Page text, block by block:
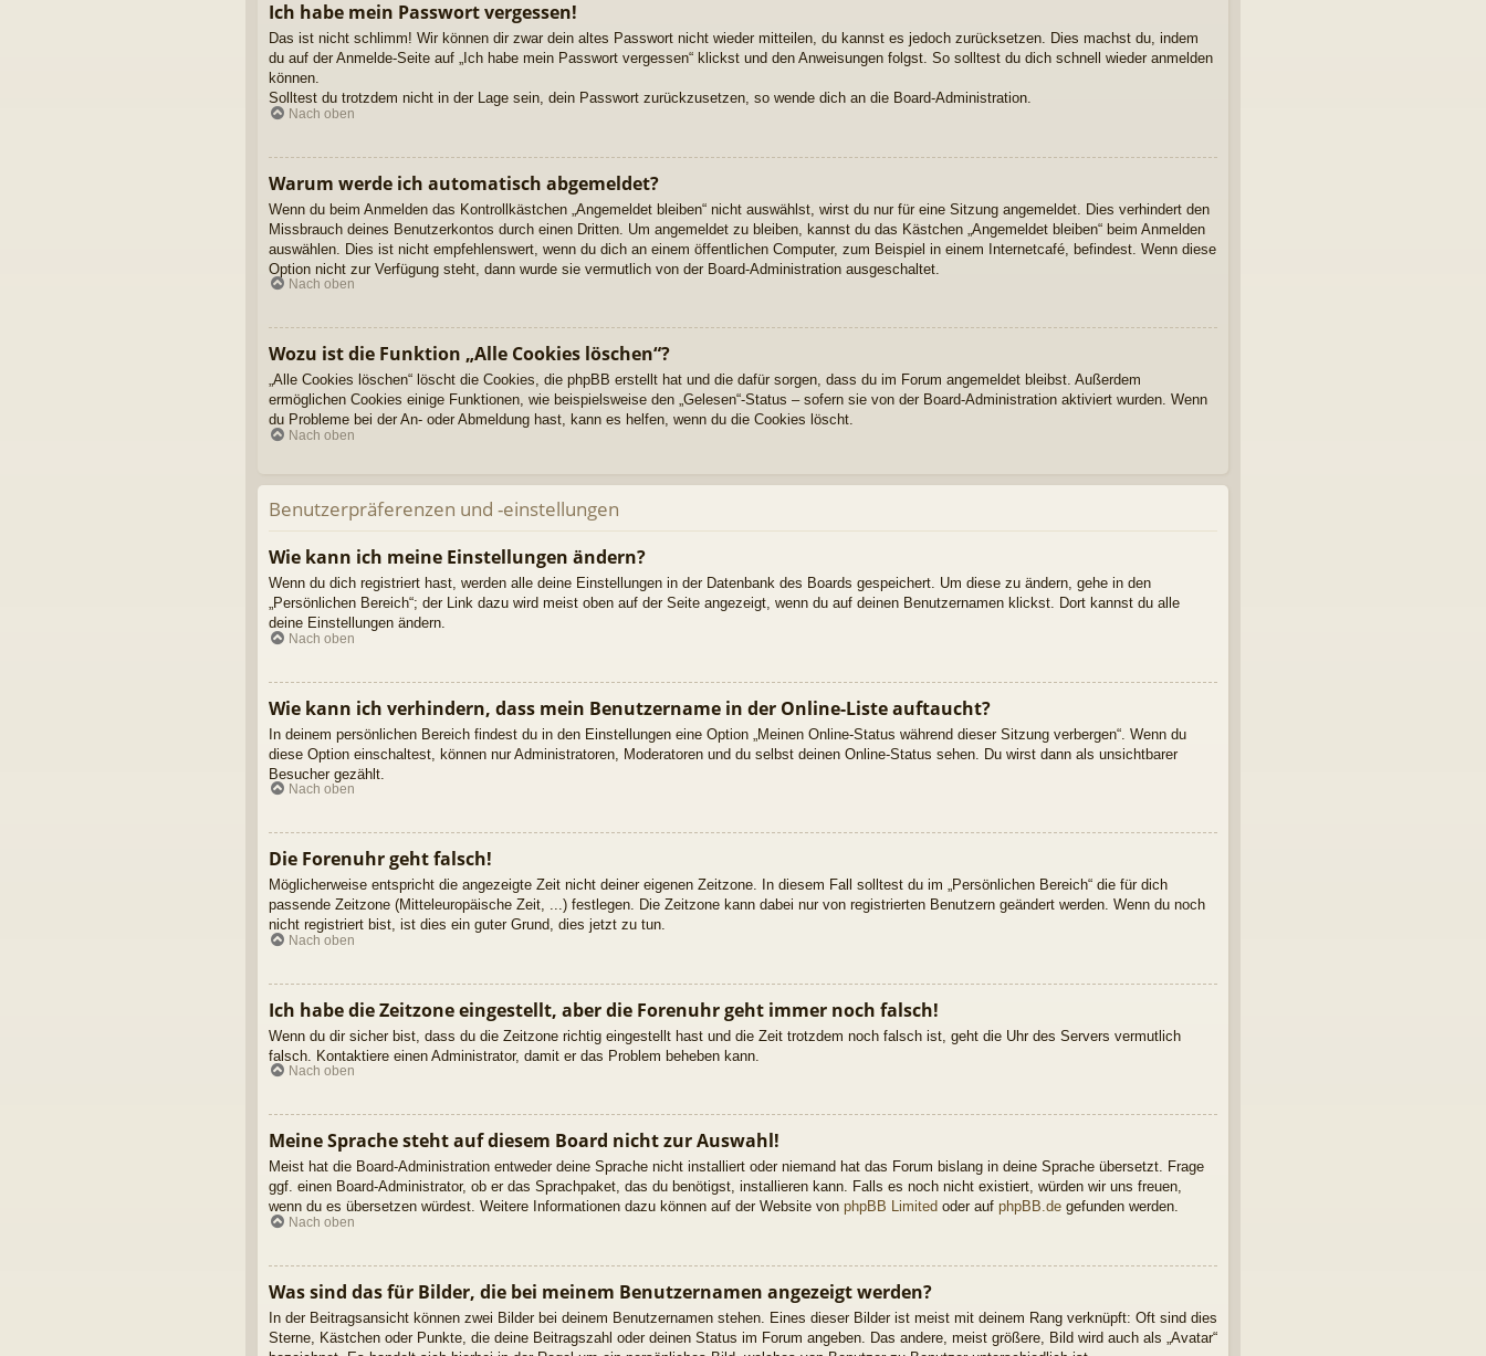
Ich habe mein Passwort vergessen!
Das ist nicht schlimm! Wir können dir zwar dein altes Passwort nicht wieder mitteilen, du kannst es jedoch zurücksetzen. Dies machst du, indem
du auf der Anmelde-Seite auf „Ich habe mein Passwort vergessen“ klickst und den Anweisungen folgst. So solltest du dich schnell wieder anmelden
können.
Solltest du trotzdem nicht in der Lage sein, dein Passwort zurückzusetzen, so wende dich an die Board-Administration.
Nach oben
Warum werde ich automatisch abgemeldet?
Wenn du beim Anmelden das Kontrollkästchen „Angemeldet bleiben“ nicht auswählst, wirst du nur für eine Sitzung angemeldet. Dies verhindert den
Missbrauch deines Benutzerkontos durch einen Dritten. Um angemeldet zu bleiben, kannst du das Kästchen „Angemeldet bleiben“ beim Anmelden
auswählen. Dies ist nicht empfehlenswert, wenn du dich an einem öffentlichen Computer, zum Beispiel in einem Internetcafé, befindest. Wenn diese
Option nicht zur Verfügung steht, dann wurde sie vermutlich von der Board-Administration ausgeschaltet.
Nach oben
Wozu ist die Funktion „Alle Cookies löschen“?
„Alle Cookies löschen“ löscht die Cookies, die phpBB erstellt hat und die dafür sorgen, dass du im Forum angemeldet bleibst. Außerdem
ermöglichen Cookies einige Funktionen, wie beispielsweise den „Gelesen“-Status – sofern sie von der Board-Administration aktiviert wurden. Wenn
du Probleme bei der An- oder Abmeldung hast, kann es helfen, wenn du die Cookies löscht.
Nach oben
Benutzerpräferenzen und -einstellungen
Wie kann ich meine Einstellungen ändern?
Wenn du dich registriert hast, werden alle deine Einstellungen in der Datenbank des Boards gespeichert. Um diese zu ändern, gehe in den
„Persönlichen Bereich“; der Link dazu wird meist oben auf der Seite angezeigt, wenn du auf deinen Benutzernamen klickst. Dort kannst du alle
deine Einstellungen ändern.
Nach oben
Wie kann ich verhindern, dass mein Benutzername in der Online-Liste auftaucht?
In deinem persönlichen Bereich findest du in den Einstellungen eine Option „Meinen Online-Status während dieser Sitzung verbergen“. Wenn du
diese Option einschaltest, können nur Administratoren, Moderatoren und du selbst deinen Online-Status sehen. Du wirst dann als unsichtbarer
Besucher gezählt.
Nach oben
Die Forenuhr geht falsch!
Möglicherweise entspricht die angezeigte Zeit nicht deiner eigenen Zeitzone. In diesem Fall solltest du im „Persönlichen Bereich“ die für dich
passende Zeitzone (Mitteleuropäische Zeit, ...) festlegen. Die Zeitzone kann dabei nur von registrierten Benutzern geändert werden. Wenn du noch
nicht registriert bist, ist dies ein guter Grund, dies jetzt zu tun.
Nach oben
Ich habe die Zeitzone eingestellt, aber die Forenuhr geht immer noch falsch!
Wenn du dir sicher bist, dass du die Zeitzone richtig eingestellt hast und die Zeit trotzdem noch falsch ist, geht die Uhr des Servers vermutlich
falsch. Kontaktiere einen Administrator, damit er das Problem beheben kann.
Nach oben
Meine Sprache steht auf diesem Board nicht zur Auswahl!
Meist hat die Board-Administration entweder deine Sprache nicht installiert oder niemand hat das Forum bislang in deine Sprache übersetzt. Frage
ggf. einen Board-Administrator, ob er das Sprachpaket, das du benötigst, installieren kann. Falls es noch nicht existiert, würden wir uns freuen,
wenn du es übersetzen würdest. Weitere Informationen dazu können auf der Website von phpBB Limited oder auf phpBB.de gefunden werden.
Nach oben
Was sind das für Bilder, die bei meinem Benutzernamen angezeigt werden?
In der Beitragsansicht können zwei Bilder bei deinem Benutzernamen stehen. Eines dieser Bilder ist meist mit deinem Rang verknüpft: Oft sind dies
Sterne, Kästchen oder Punkte, die deine Beitragszahl oder deinen Status im Forum angeben. Das andere, meist größere, Bild wird auch als „Avatar“